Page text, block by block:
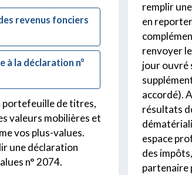
revenus fonciers
à la déclaration n°
portefeuille de titres,
valeurs mobilières et
vos plus-values.
une déclaration
n° 2074.
remplir
en
renvoyer
jour ouvré
accordé).
résultats
espace
des
partenaire